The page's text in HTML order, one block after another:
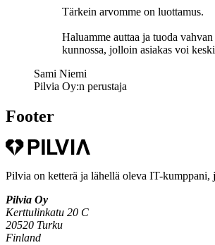
Tärkein arvomme on luottamus.
Haluamme auttaa ja tuoda
kunnossa, jolloin asiakas voi
Sami Niemi
Pilvia Oy:n perustaja
Footer
Pilvia on ketterä ja lähellä oleva IT-kumppani,
Pilvia Oy
Kerttulinkatu 20 C
20520 Turku
Finland